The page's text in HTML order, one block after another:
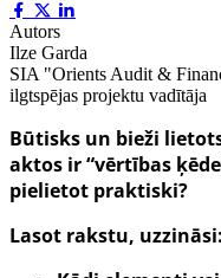
Autors
Ilze Garda
SIA "Orients Audit &
ilgtspējas projektu vadītāja
Būtisks un bieži
aktos ir “vērtības
pielietot praktiski?
Lasot rakstu, uzzināsi: